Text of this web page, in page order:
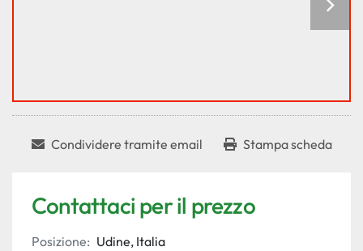
Condividere tramite email Stampa scheda
Contattaci per il prezzo
Posizione: Udine, Italia